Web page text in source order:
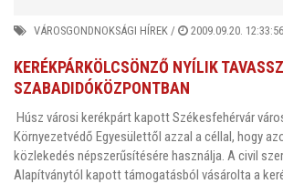
VÁROSGONDNOKSÁGI HÍREK / 2009.09.20.
KERÉKPÁRKÖLCSÖNZŐ NYÍLIK
SZABADIDÓKÖZPONTBAN
Húsz városi kerékpárt kapott Székesfehérvár
Környezetvédő Egyesülettől azzal a céllal, hogy
közlekedés népszerűsítésére használja. A civil
Alapítványtól kapott támogatásból vásárolta a